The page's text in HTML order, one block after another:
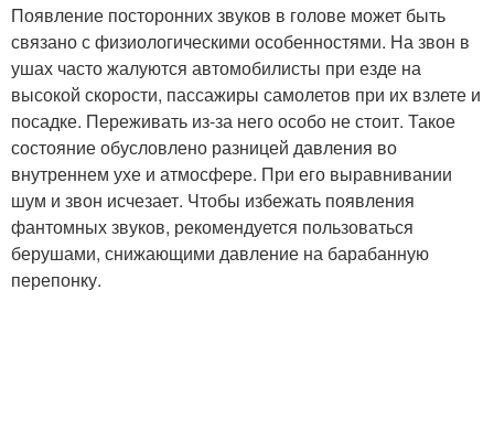
Появление посторонних звуков в голове может быть
связано с физиологическими особенностями. На звон в
ушах часто жалуются автомобилисты при езде на
высокой скорости, пассажиры самолетов при их взлете и
посадке. Переживать из-за него особо не стоит. Такое
состояние обусловлено разницей давления во
внутреннем ухе и атмосфере. При его выравнивании
шум и звон исчезает. Чтобы избежать появления
фантомных звуков, рекомендуется пользоваться
берушами, снижающими давление на барабанную
перепонку.